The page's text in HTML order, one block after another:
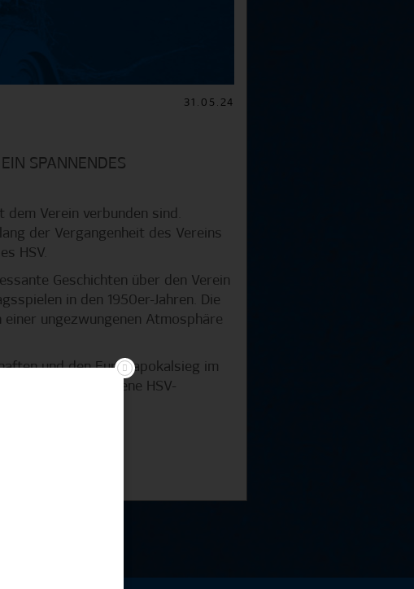
31.05.24
SPANNENDES
Verein verbunden sind.
der Vergangenheit des Vereins
HSV.
Geschichten über den Verein
in den 1950er-Jahren. Die
einer ungezwungenen Atmosphäre
und den Europapokalsieg im
Zeit angebotene HSV-